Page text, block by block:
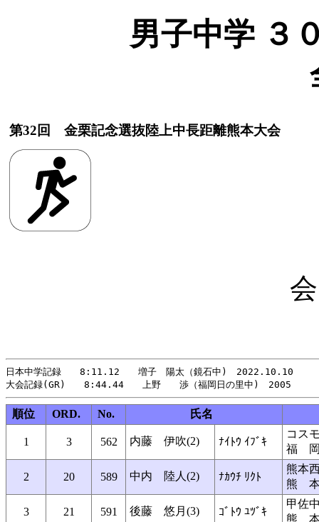
男子中学 ３
第32回 金栗記念選抜陸上中長距離熊本大会
日本中学記録　　8:11.12　　増子　陽太（鏡石中)　2022.10.10
順位 ORD. No. 氏名
1 3 562 内藤 伊吹(2) ﾅｲﾄｳ ｲﾌﾞｷ
コス
福
2 20 589 中内 陸人(2) ﾅｶｳﾁ ﾘｸﾄ
熊本
熊
3 21 591 後藤 悠月(3) ｺﾞﾄｳ ﾕﾂﾞｷ
甲佐
熊